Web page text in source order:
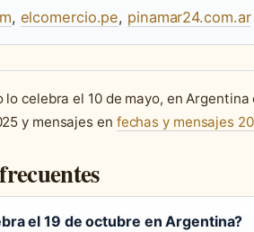
, elcomercio.pe, pinamar24.com.ar
celebra el 10 de mayo, en
y mensajes en fechas y mensajes
el 19 de octubre en Argentina?